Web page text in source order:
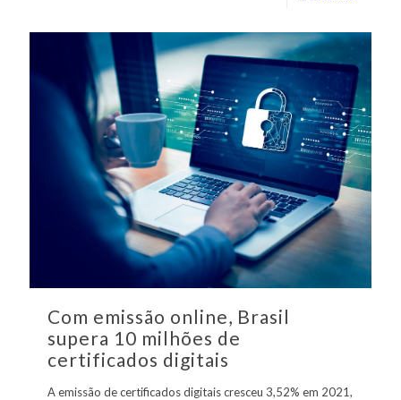
Com emissão online, Brasil
supera 10 milhões de
certificados digitais
A emissão de certificados digitais cresceu 3,52% em 2021,